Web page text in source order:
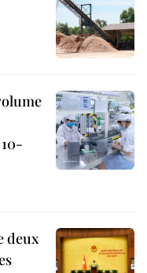
deux